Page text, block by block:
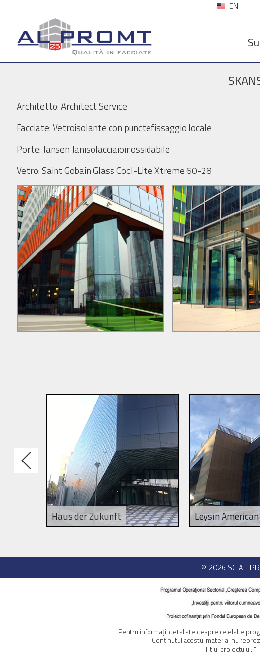
EN
Architetto: Architect Service
Facciate: Vetroisolante con punctefissaggio locale
Porte: Jansen Janisolacciaioinossidabile
Vetro: Saint Gobain Glass Cool-Lite Xtreme 60-28
Haus der Zukunft Leysin
© 2026 SC AL-
Pentru informaţii detaliate despre celelalte
Conţinutul acestui material nu
Titlul proiectului: